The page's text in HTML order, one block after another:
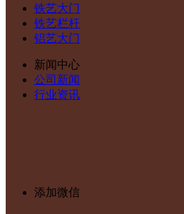
铁艺大门
铁艺栏杆
铝艺大门
新闻中心
公司新闻
行业资讯
添加微信